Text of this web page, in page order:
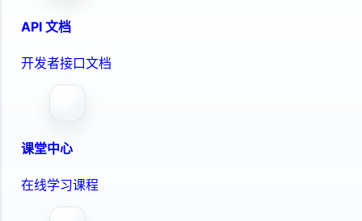
API 文档
开发者接口文档
课堂中心
在线学习课程